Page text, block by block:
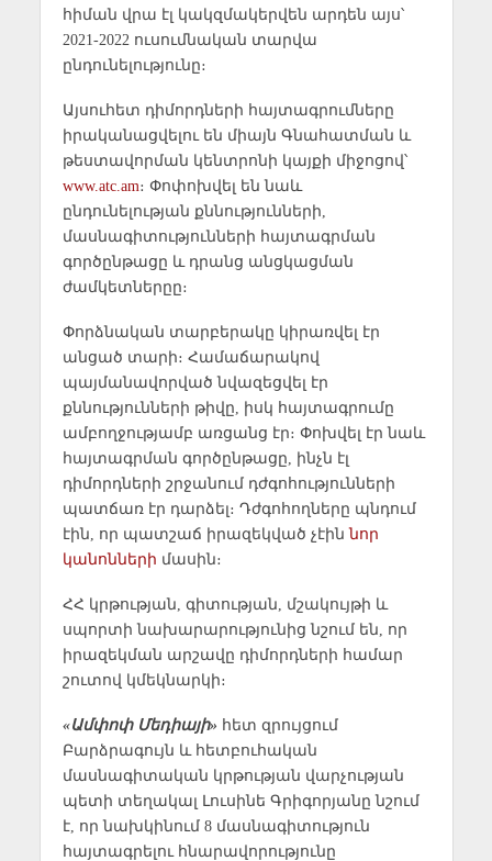
հիման վրա էլ կակզմակերվեն արդեն այս՝
2021-2022 ուսումնական տարվա
ընդունելությունը։
Այսուհետ դիմորդների հայտագրումները
իրականացվելու են միայն Գնահատման և
թեստավորման կենտրոնի կայքի միջոցով՝
www.atc.am։ Փոփոխվել են նաև
ընդունելության քննությունների,
մասնագիտությունների հայտագրման
գործընթացը և դրանց անցկացման
ժամկետներըը։
Փորձնական տարբերակը կիրառվել էր
անցած տարի։ Համաճարակով
պայմանավորված նվազեցվել էր
քննությունների թիվը, իսկ հայտագրումը
ամբողջությամբ առցանց էր։ Փոխվել էր նաև
հայտագրման գործընթացը, ինչն էլ
դիմորդների շրջանում դժգոհությունների
պատճառ էր դարձել։ Դժգոհողները պնդում
էին, որ պատշաճ իրազեկված չէիննոր
կանոնների մասին։
ՀՀ կրթության, գիտության, մշակույթի և
սպորտի նախարարությունից նշում են, որ
իրազեկման արշավը դիմորդների համար
շուտով կմեկնարկի։
«Ամփոփ Մեդիայի» հետ զրույցում
Բարձրագույն և հետբուհական
մասնագիտական կրթության վարչության
պետի տեղակալ Լուսինե Գրիգորյանը նշում
է, որ նախկինում 8 մասնագիտություն
հայտագրելու հնարավորությունը